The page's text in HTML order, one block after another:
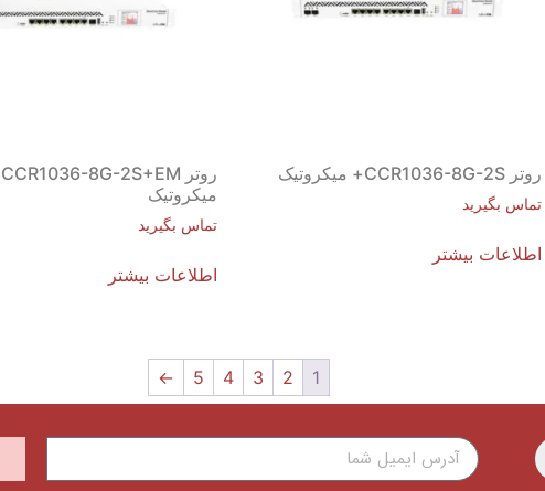
روتر CCR1036-8G-2S+ میکروتیک
تماس بگیرید
اطلاعات بیشتر
روتر CCR1036-8G-2S+EM
میکروتیک
تماس بگیرید
اطلاعات بیشتر
1
2
3
4
5
←